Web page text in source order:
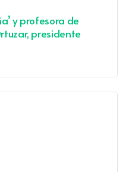
y profesora de
presidente